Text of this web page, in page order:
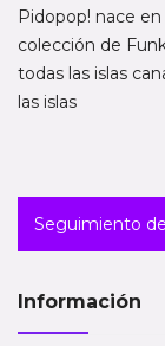
Pidopop! nace
colección de
todas las islas
las islas
Seguimiento
Información